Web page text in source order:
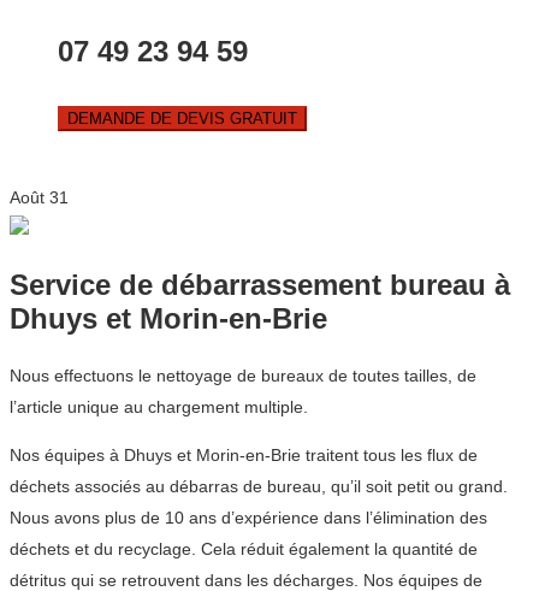
07 49 23 94 59
DEMANDE DE DEVIS GRATUIT
Août 31
Service de débarrassement bureau à
Dhuys et Morin-en-Brie
Nous effectuons le nettoyage de bureaux de toutes tailles, de
l’article unique au chargement multiple.
Nos équipes à Dhuys et Morin-en-Brie traitent tous les flux de
déchets associés au débarras de bureau, qu’il soit petit ou grand.
Nous avons plus de 10 ans d’expérience dans l’élimination des
déchets et du recyclage. Cela réduit également la quantité de
détritus qui se retrouvent dans les décharges. Nos équipes de